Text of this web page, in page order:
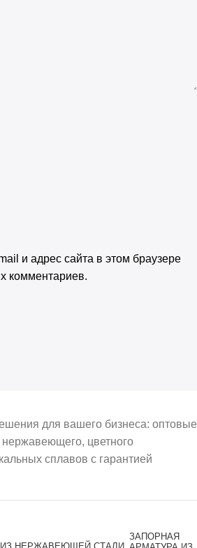
и адрес сайта в этом браузере
комментариев.
для вашего бизнеса: оптовые
цветного
сплавов с гарантией
ЗАПОРНАЯ